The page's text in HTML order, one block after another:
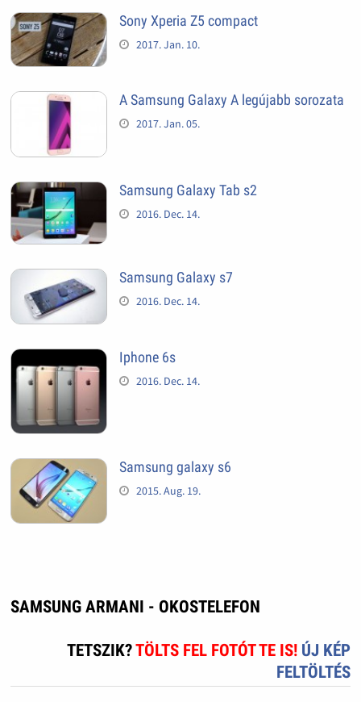
Sony Xperia Z5 compact
2017. Jan. 10.
A Samsung Galaxy A legújabb sorozata
2017. Jan. 05.
Samsung Galaxy Tab s2
2016. Dec. 14.
Samsung Galaxy s7
2016. Dec. 14.
Iphone 6s
2016. Dec. 14.
Samsung galaxy s6
2015. Aug. 19.
SAMSUNG ARMANI - OKOSTELEFON
TETSZIK?TÖLTS FEL FOTÓT TE IS! ÚJ KÉP
FELTÖLTÉS